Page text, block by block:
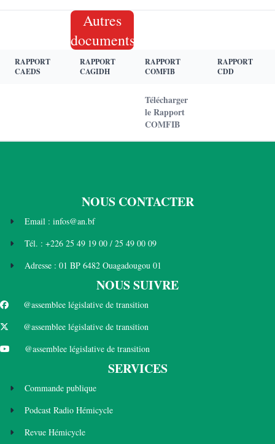
Autres
documents
RAPPORT
CAEDS
RAPPORT
CAGIDH
RAPPORT
COMFIB
RAPPORT
CDD
Télécharger
le Rapport
COMFIB
NOUS CONTACTER
Email : infos@an.bf
Tél. : +226 25 49 19 00 / 25 49 00 09
Adresse : 01 BP 6482 Ouagadougou 01
NOUS SUIVRE
@assemblee législative de transition
@assemblee législative de transition
@assemblee législative de transition
SERVICES
Commande publique
Podcast Radio Hémicycle
Revue Hémicycle